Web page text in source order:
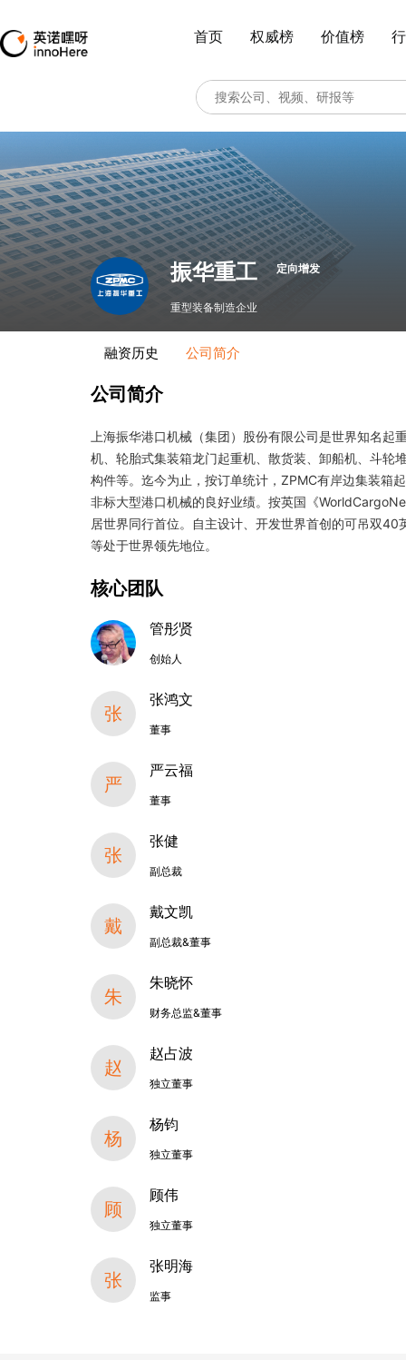
首页 权威榜 价值榜
振华重工 定向增发
重型装备制造企业
融资历史 公司简介
公司简介
上海振华港口机械（集团）股份有限公司是世界知名
机、轮胎式集装箱龙门起重机、散货装、卸船机、斗轮
构件等。迄今为止，按订单统计，ZPMC有岸边集装箱
非标大型港口机械的良好业绩。按英国《
居世界同行首位。自主设计、开发世界首创的可吊双
等处于世界领先地位。
核心团队
管彤贤
创始人
张
张鸿文
董事
严
严云福
董事
张
张健
副总裁
戴
戴文凯
副总裁&董事
朱
朱晓怀
财务总监&董事
赵
赵占波
独立董事
杨
杨钧
独立董事
顾
顾伟
独立董事
张
张明海
监事